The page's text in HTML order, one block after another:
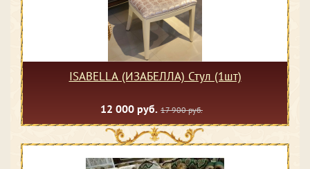
ISABELLA (ИЗАБЕЛЛА) Стул (1шт)
12 000 руб. 17 900 руб.